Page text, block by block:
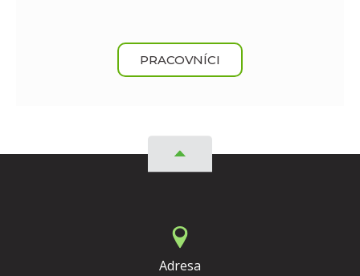
PRACOVNÍCI
Adresa